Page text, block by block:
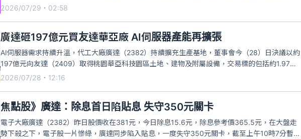
美媒強調，美國正在打造的新AI產業版圖，幾乎每一個重要環節都有台灣企業參與，台灣是這條
2026/07/29・02:58
廣達砸197億元買友達華亞廠 AI伺服器產能再擴張
AI伺服器需求持續升溫，代工大廠廣達（2382）持續擴充生產基地，董事會今（28）日決議以約
197億元向友達（2409）取得桃園華亞科技園區土地、建物及附屬設備，交易標的包括約1.97萬
坪土地、4.93萬坪建物及相關設備，市場解讀，廣達將進一步強化AI伺服器及高效能運算
2026/07/28・12:16
焦點股》廣達：除息首日陷貼息 失守350元關卡
電子大廠廣達（2382）昨日股價收在381元，今日除息15.6元，除息參考價365.5元，在大盤走
勢下殺之下，電子股一片慘綠，廣達同步陷入貼息，一度失守350元關卡，截至上午10時7分暫報